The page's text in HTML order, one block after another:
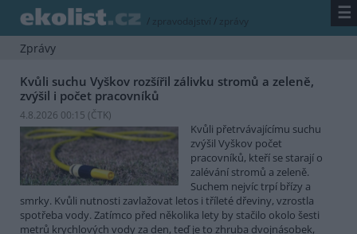
/ zpravodajství / zprávy ☰
Zprávy
Kvůli suchu Vyškov rozšířil zálivku stromů a zeleně,
zvýšil i počet pracovníků
4.8.2026 00:15 (ČTK)
Kvůli přetrvávajícímu suchu
zvýšil Vyškov počet
pracovníků, kteří se starají o
zalévání stromů a zeleně.
Suchem nejvíc trpí břízy a
smrky. Kvůli nutnosti zavlažovat letos i tříleté dřeviny, vzrostla
spotřeba vody. Zatímco před několika lety by stačilo okolo šesti
metrů krychlových vody za den, teď je to zhruba dvojnásobek,